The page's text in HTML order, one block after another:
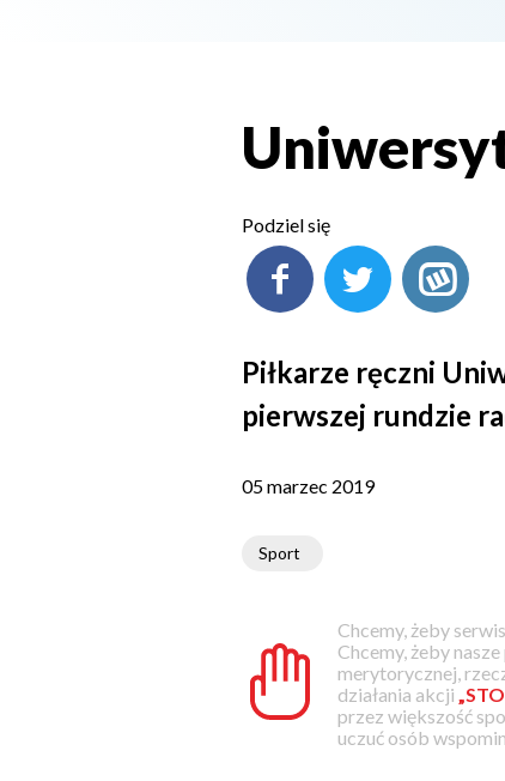
Podziel się
Piłkarze ręczni
pierwszej rundzie
05 marzec 2019
Sport
Chcemy, żeby
Chcemy, żeby
merytorycznej,
działania akcji
przez większość
uczuć osób